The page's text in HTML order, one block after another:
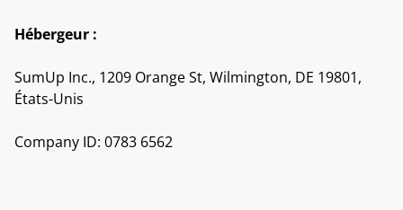
Hébergeur :
SumUp Inc., 1209 Orange St, Wilmington, DE 19801,
États-Unis
Company ID: 0783 6562